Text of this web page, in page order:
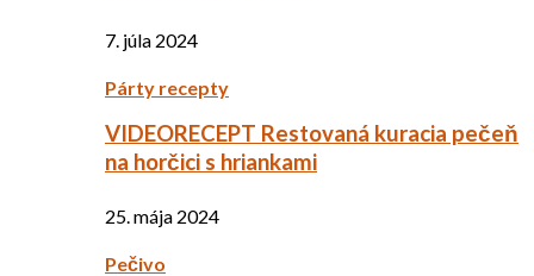
7. júla 2024
Párty recepty
VIDEORECEPT Restovaná kuracia pečeň
na horčici s hriankami
25. mája 2024
Pečivo